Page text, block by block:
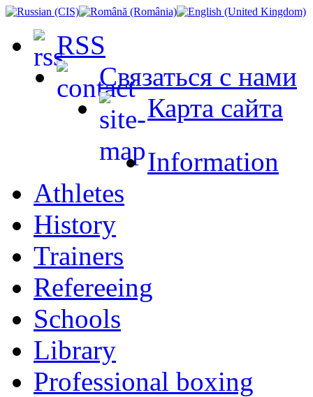
RSS
Связаться с нами
Карта сайта
Information
Athletes
History
Trainers
Refereeing
Schools
Library
Professional boxing